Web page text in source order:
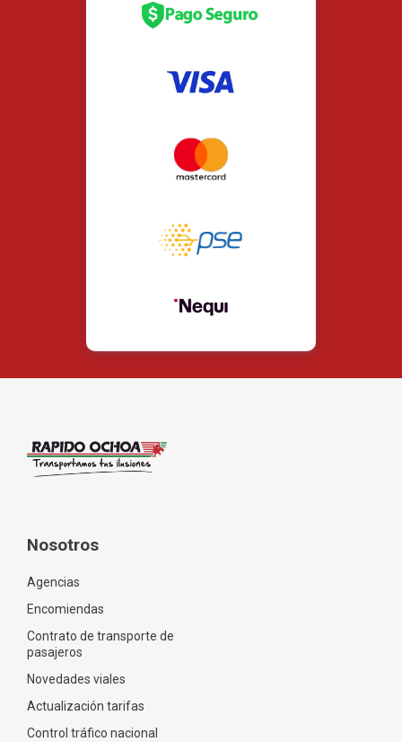
Nosotros
Agencias
Encomiendas
Contrato de transporte de
pasajeros
Novedades viales
Actualización tarifas
Control tráfico nacional